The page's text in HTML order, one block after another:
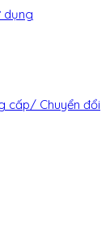
dụng
cấp/ Chuyển đổi